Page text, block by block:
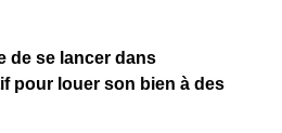
de se lancer dans
pour louer son bien à des